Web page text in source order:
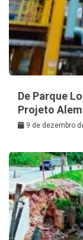
De Parque
Projeto
9 de dezembro